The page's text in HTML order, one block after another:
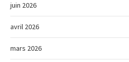
juin 2026
avril 2026
mars 2026